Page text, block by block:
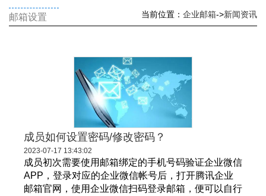
邮箱设置 当前位置： 企业邮箱->新闻资讯
成员如何设置密码/修改密码？
2023-07-17 13:43:02
成员初次需要使用邮箱绑定的手机号码验证企业微信
APP，登录对应的企业微信帐号后，打开腾讯企业
邮箱官网，使用企业微信扫码登录邮箱，便可以自行